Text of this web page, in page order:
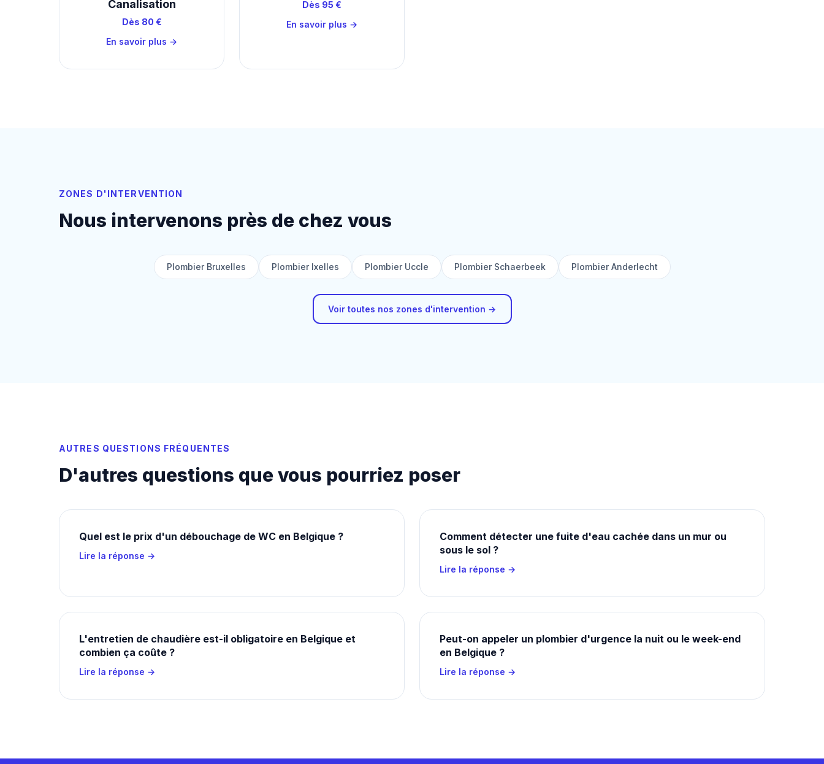
Canalisation
Dès 80 €
En savoir plus →
Dès 95 €
En savoir plus →
ZONES D'INTERVENTION
Nous intervenons près de chez vous
Plombier Bruxelles Plombier Ixelles Plombier Uccle Plombier Schaerbeek Plombier Anderlecht
Voir toutes nos zones d'intervention →
AUTRES QUESTIONS FRÉQUENTES
D'autres questions que vous pourriez poser
Quel est le prix d'un débouchage de WC en Belgique ?
Lire la réponse →
Comment détecter une fuite d'eau cachée dans un mur ou
sous le sol ?
Lire la réponse →
L'entretien de chaudière est-il obligatoire en Belgique et
combien ça coûte ?
Lire la réponse →
Peut-on appeler un plombier d'urgence la nuit ou le week-end
en Belgique ?
Lire la réponse →